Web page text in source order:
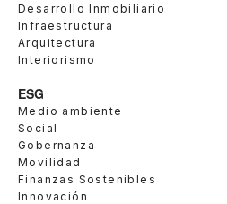
Desarrollo Inmobiliario
Infraestructura
Arquitectura
Interiorismo
ESG
Medio ambiente
Social
Gobernanza
Movilidad
Finanzas Sostenibles
Innovación